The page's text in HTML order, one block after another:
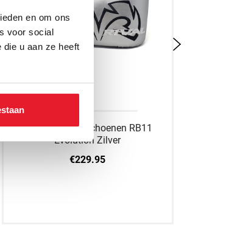
en om ons
voor social
u aan ze heeft
Rival Zakhandschoenen RB11
Evolution Zilver
€229.95